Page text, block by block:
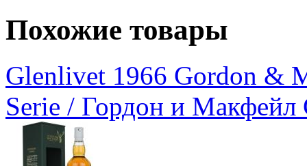
Похожие товары
Glenlivet 1966 Gordon &
Serie / Гордон и Макфейл